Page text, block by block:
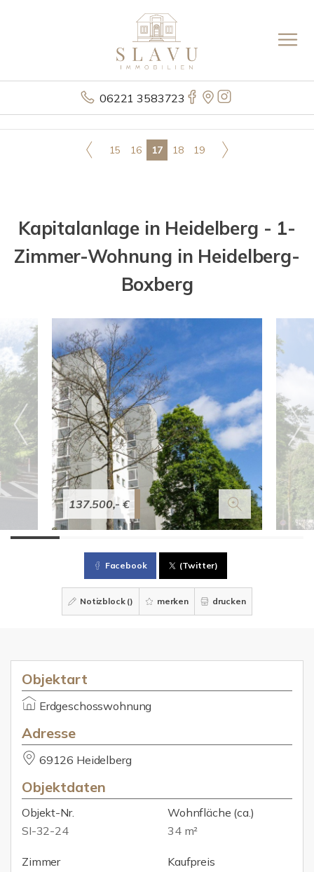
06221 3583723
15 16 17 18 19
Kapitalanlage in Heidelberg - 1-
Zimmer-Wohnung in Heidelberg-
Boxberg
137.500,- €
Facebook (Twitter)
Notizblock () merken drucken
Objektart
Erdgeschosswohnung
Adresse
69126 Heidelberg
Objektdaten
Objekt-Nr.
SI-32-24
Wohnfläche (ca.)
34 m²
Zimmer
Kaufpreis